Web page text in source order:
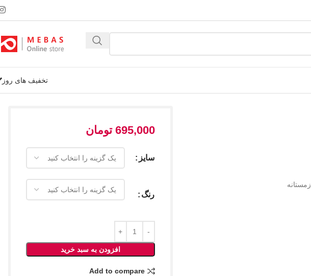
تخفیف های روز
زمستانه
695,000 تومان
سایز
رنگ
افزودن به سبد خرید
Add to compare